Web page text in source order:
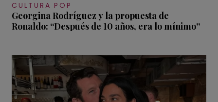
CULTURA POP
Georgina Rodríguez y la propuesta de
Ronaldo: “Después de 10 años, era lo mínimo”